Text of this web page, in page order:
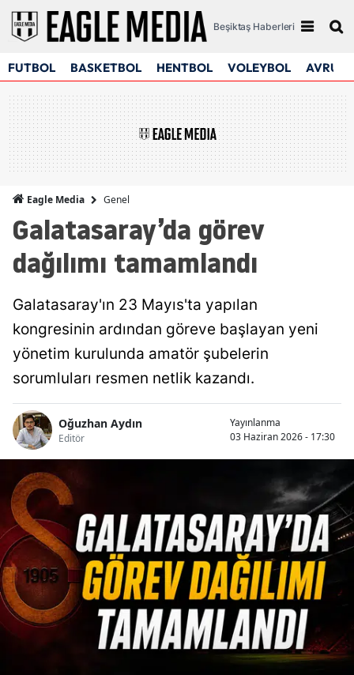
Beşiktaş Haberleri
FUTBOL BASKETBOL HENTBOL VOLEYBOL
Eagle Media Genel
Galatasaray’da görev
dağılımı tamamlandı
Galatasaray'ın 23 Mayıs'ta yapılan
kongresinin ardından göreve başlayan yeni
yönetim kurulunda amatör şubelerin
sorumluları resmen netlik kazandı.
Oğuzhan Aydın
Editör
Yayınlanma
03 Haziran 2026 - 17:30